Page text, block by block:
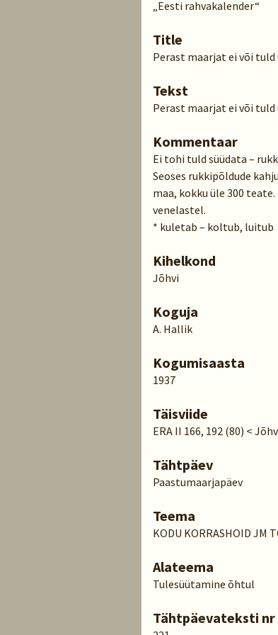
„Eesti rahvakalender“
Title
Perast maarjat ei või
Tekst
Perast maarjat ei või
Kommentaar
Ei tohi tuld süüdata –
Seoses rukkipõldude
maa, kokku üle 300
venelastel.
* kuletab – koltub, luitub
Kihelkond
Jõhvi
Koguja
A. Hallik
Kogumisaasta
1937
Täisviide
ERA II 166, 192 (80) <
Tähtpäev
Paastumaarjapäev
Teema
KODU KORRASHOID JM
Alateema
Tulesüütamine õhtul
Tähtpäevateksti nr